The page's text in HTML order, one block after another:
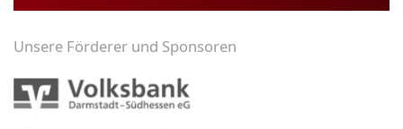
Unsere Förderer und Sponsoren